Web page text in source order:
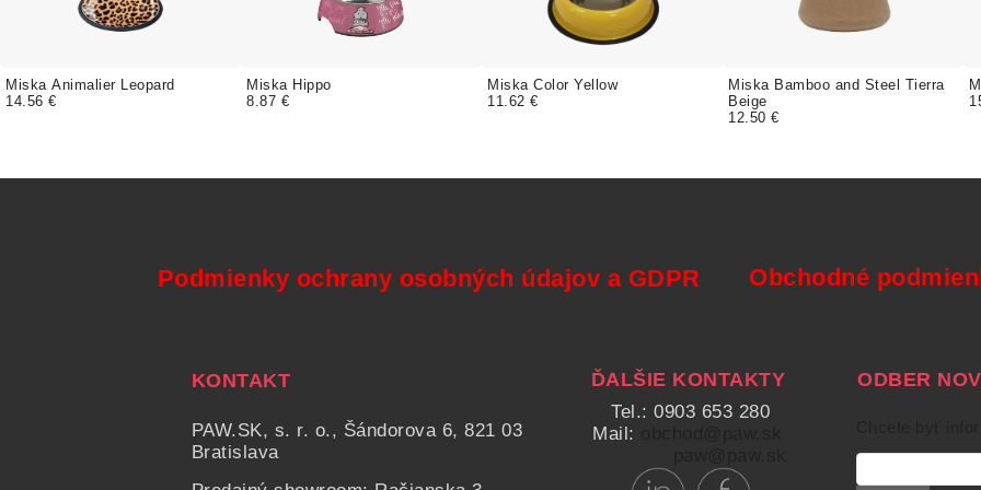
Miska Animalier Leopard
14.56 €
Miska Hippo
8.87 €
Miska Color Yellow
11.62 €
Miska Bamboo and Steel Tierra
Beige
12.50 €
Podmienky ochrany osobných údajov a GDPR Obchodné
KONTAKT
PAW.SK, s. r. o., Šándorova 6, 821 03
Bratislava
ĎALŠIE KONTAKTY
Tel.: 0903 653 280
Mail:
ODBER